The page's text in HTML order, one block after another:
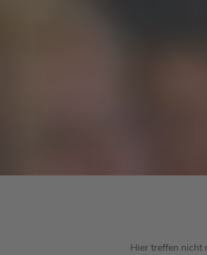
Hier treffen nicht